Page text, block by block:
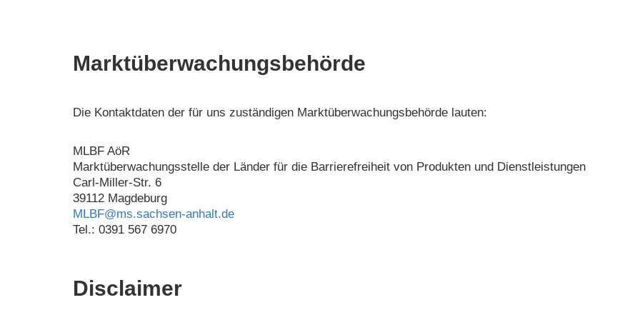
Marktüberwachungsbehörde
Die Kontaktdaten der für uns zuständigen Marktüberwachungsbehörde lauten:
MLBF AöR
Marktüberwachungsstelle der Länder für die Barrierefreiheit von Produkten und Dienstleistungen
Carl-Miller-Str. 6
39112 Magdeburg
MLBF@ms.sachsen-​anhalt.de
Tel.: 0391 567 6970
Disclaimer